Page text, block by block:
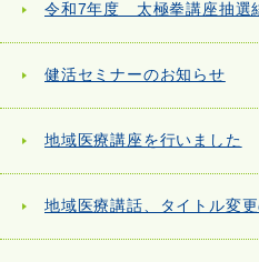
令和7年度 太極拳講座抽選
健活セミナーのお知らせ
地域医療講座を行いました
地域医療講話、タイトル変